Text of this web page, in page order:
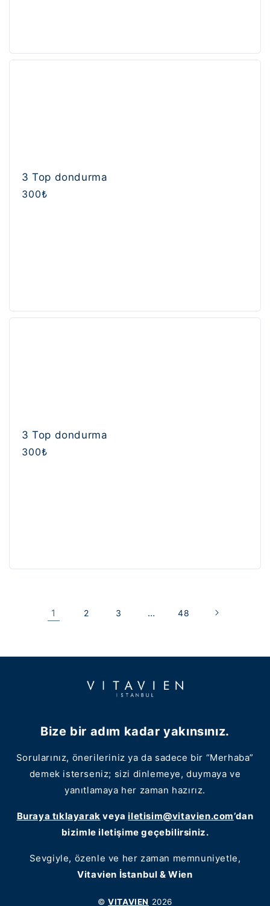
3 Top dondurma
Normal
300₺
3 Top dondurma
Normal
300₺
1 2 3 … 48
Bize bir adım kadar yakınsınız.
Sorularınız, önerileriniz ya da sadece bir “Merhaba”
demek isterseniz; sizi dinlemeye, duymaya ve
yanıtlamaya her zaman hazırız.
Buraya tıklayarak veyailetisim@vitavien.com’dan
bizimle iletişime geçebilirsiniz.
Sevgiyle, özenle ve her zaman memnuniyetle,
Vitavien İstanbul & Wien
©VITAVIEN 2026